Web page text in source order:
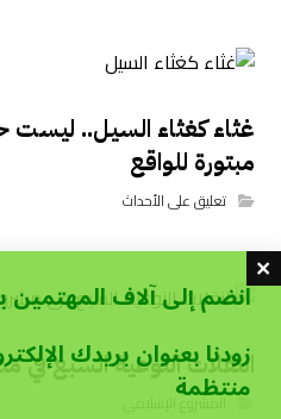
غثاء كغثاء السيل.. ليست
مبتورة للواقع
تعليق على الأحداث
النقلات النوعية السبع
المشروع الإسلامي
انضم إلى آلاف المهتمين
زودنا بعنوان بريدك
منتظمة